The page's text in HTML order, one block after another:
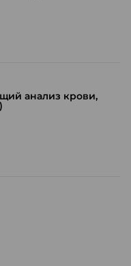
анализ крови,